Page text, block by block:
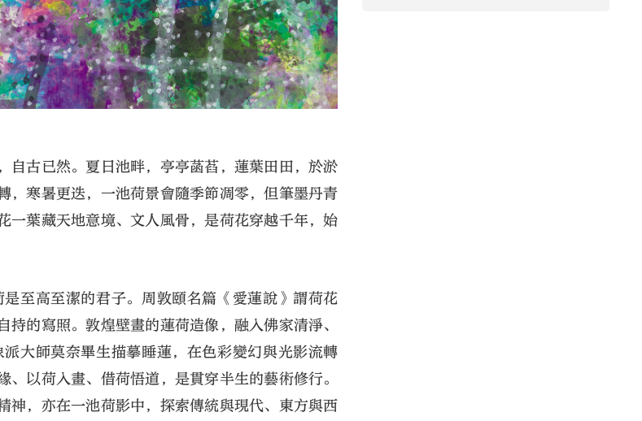
自古已然。夏日池畔，亭亭菡萏，蓮葉田田，於淤
，寒暑更迭，一池荷景會隨季節凋零，但筆墨丹青
一葉藏天地意境、文人風骨，是荷花穿越千年，始
至高至潔的君子。周敦頤名篇《愛蓮說》謂荷花
的寫照。敦煌壁畫的蓮荷造像，融入佛家清淨、
大師莫奈畢生描摹睡蓮，在色彩變幻與光影流轉
以荷入畫、借荷悟道，是貫穿半生的藝術修行。
神，亦在一池荷影中，探索傳統與現代、東方與西